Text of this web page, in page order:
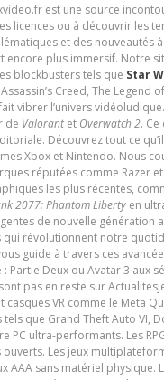
est une source
licences ou à découvrir les
et des nouveautés
encore plus immersif. Notre
blockbusters tels que Star
Creed, The
vibrer l’univers
de Valorantet Overwatch 2.
Découvrez tout ce
Xbox et Nintendo. Nous
réputées comme Razer
les plus récentes,
2077: Phantom Libertyen
de nouvelle génération
révolutionnent notre
guide à travers ces
Partie Deux ou Avatar 3 aux
pas en reste sur
VR comme le Meta
que Grand Theft Auto VI,
PC ultra-performants. Les
Les jeux
AAA sans matériel